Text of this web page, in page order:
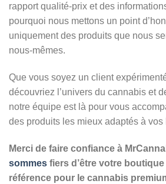
rapport qualité-prix et des
pourquoi nous mettons un point
uniquement des produits que nous
nous-mêmes.
Que vous soyez un client
découvriez l’univers du cannabis et
notre équipe est là pour vous
des produits les mieux adaptés à vos
Merci de faire confiance à
sommes fiers d’être votre
référence pour le cannabis